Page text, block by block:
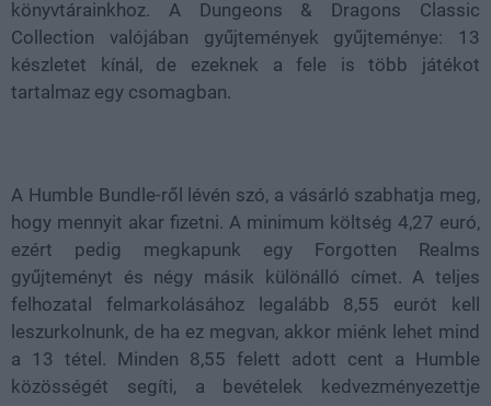
könyvtárainkhoz. A Dungeons & Dragons Classic
Collection valójában gyűjtemények gyűjteménye: 13
készletet kínál, de ezeknek a fele is több játékot
tartalmaz egy csomagban.
A Humble Bundle-ről lévén szó, a vásárló szabhatja meg,
hogy mennyit akar fizetni. A minimum költség 4,27 euró,
ezért pedig megkapunk egy Forgotten Realms
gyűjteményt és négy másik különálló címet. A teljes
felhozatal felmarkolásához legalább 8,55 eurót kell
leszurkolnunk, de ha ez megvan, akkor miénk lehet mind
a 13 tétel. Minden 8,55 felett adott cent a Humble
közösségét segíti, a bevételek kedvezményezettje